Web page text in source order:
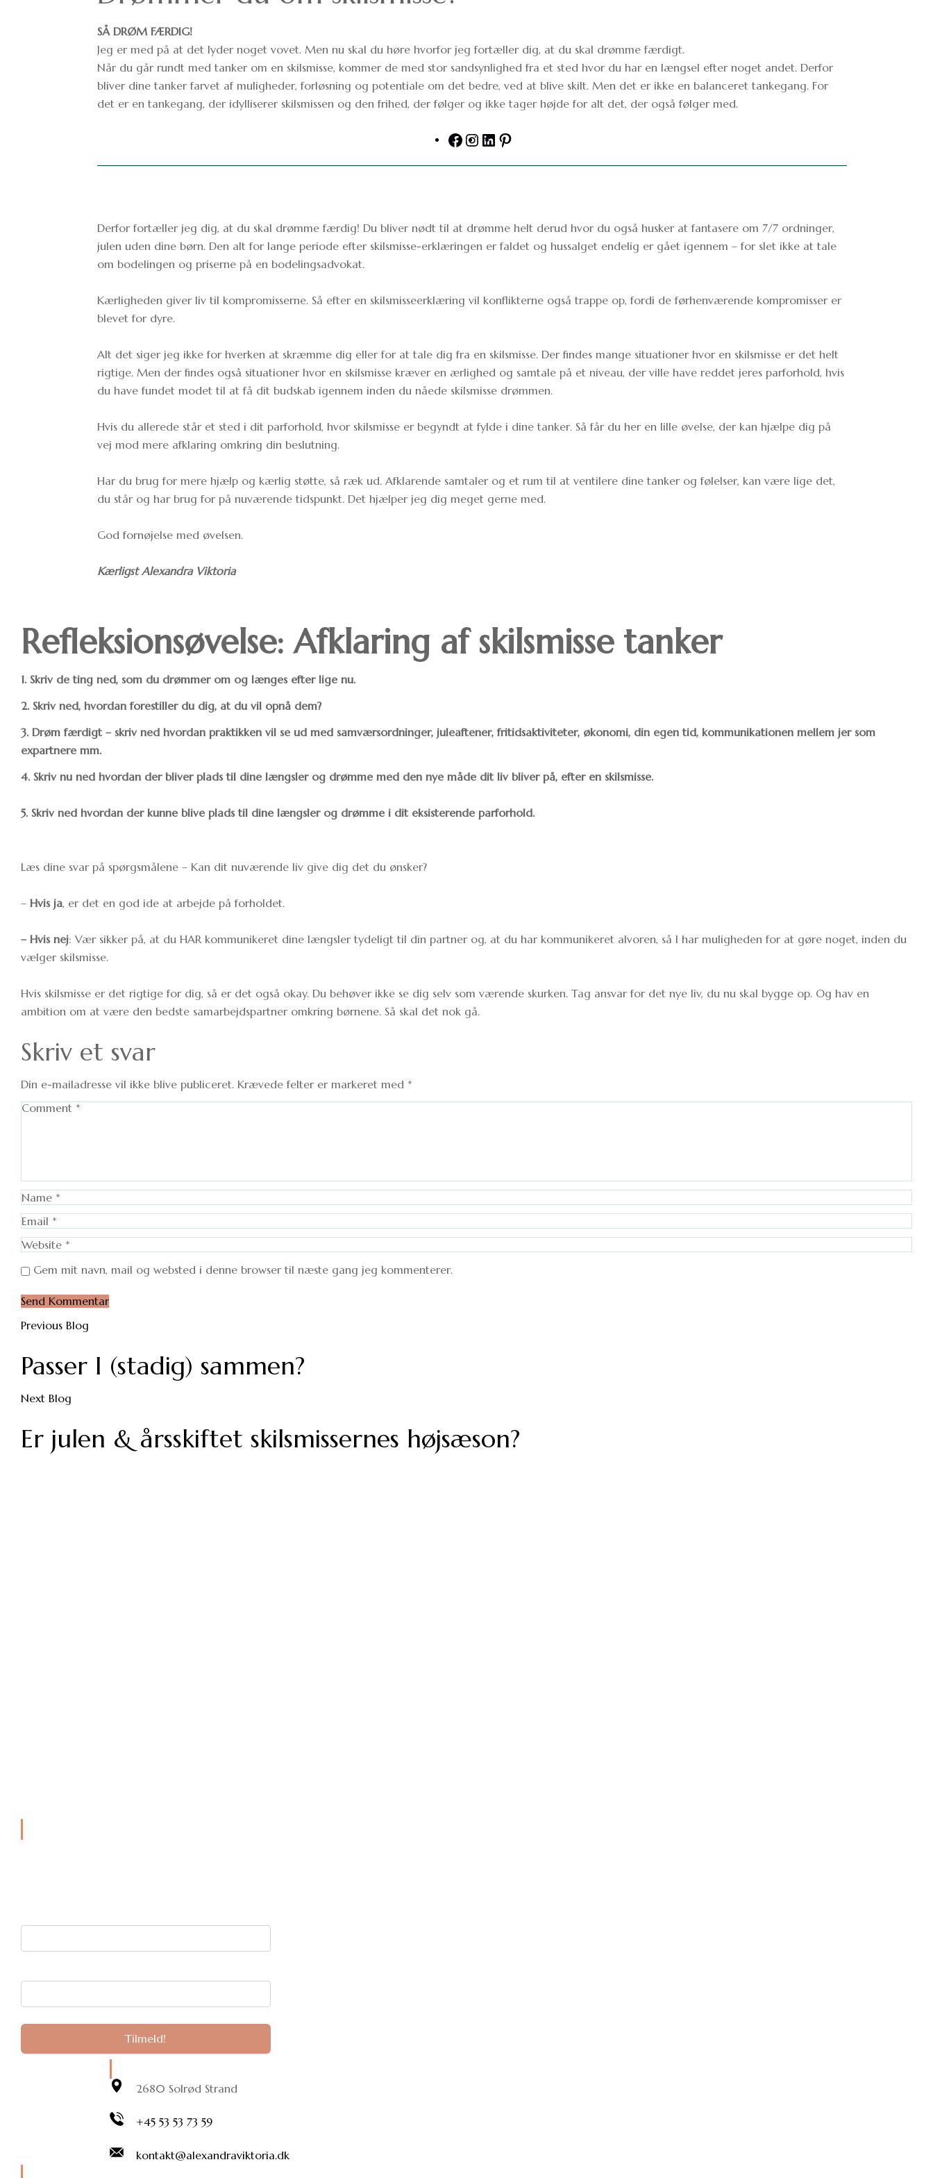
SÅ DRØM FÆRDIG!
Jeg er med på at det lyder noget vovet. Men nu skal du høre hvorfor jeg fortæller dig, at du skal drømme færdigt.
Når du går rundt med tanker om en skilsmisse, kommer de med stor sandsynlighed fra et sted hvor du har en længsel efter noget andet. Derfor
bliver dine tanker farvet af muligheder, forløsning og potentiale om det bedre, ved at blive skilt. Men det er ikke en balanceret tankegang. For
det er en tankegang, der idylliserer skilsmissen og den frihed, der følger og ikke tager højde for alt det, der også følger med.
Facebook
Instagram
LinkedIn
Derfor fortæller jeg dig, at du skal drømme færdig! Du bliver nødt til at drømme helt derud hvor du også husker at fantasere om 7/7 ordninger,
julen uden dine børn. Den alt for lange periode efter skilsmisse-erklæringen er faldet og hussalget endelig er gået igennem – for slet ikke at tale
om bodelingen og priserne på en bodelingsadvokat.
Kærligheden giver liv til kompromisserne. Så efter en skilsmisseerklæring vil konflikterne også trappe op, fordi de førhenværende kompromisser er
blevet for dyre.
Alt det siger jeg ikke for hverken at skræmme dig eller for at tale dig fra en skilsmisse. Der findes mange situationer hvor en skilsmisse er det helt
rigtige. Men der findes også situationer hvor en skilsmisse kræver en ærlighed og samtale på et niveau, der ville have reddet jeres parforhold, hvis
du have fundet modet til at få dit budskab igennem inden du nåede skilsmisse drømmen.
Hvis du allerede står et sted i dit parforhold, hvor skilsmisse er begyndt at fylde i dine tanker. Så får du her en lille øvelse, der kan hjælpe dig på
vej mod mere afklaring omkring din beslutning.
Har du brug for mere hjælp og kærlig støtte, så ræk ud. Afklarende samtaler og et rum til at ventilere dine tanker og følelser, kan være lige det,
du står og har brug for på nuværende tidspunkt. Det hjælper jeg dig meget gerne med.
God fornøjelse med øvelsen.
Kærligst Alexandra Viktoria
Refleksionsøvelse: Afklaring af skilsmisse tanker
1. Skriv de ting ned, som du drømmer om og længes efter lige nu.
2. Skriv ned, hvordan forestiller du dig, at du vil opnå dem?
3. Drøm færdigt – skriv ned hvordan praktikken vil se ud med samværsordninger, juleaftener, fritidsaktiviteter, økonomi, din egen tid, kommunikationen mellem jer som
expartnere mm.
4. Skriv nu ned hvordan der bliver plads til dine længsler og drømme med den nye måde dit liv bliver på, efter en skilsmisse.
5. Skriv ned hvordan der kunne blive plads til dine længsler og drømme i dit eksisterende parforhold.
Læs dine svar på spørgsmålene – Kan dit nuværende liv give dig det du ønsker?
– Hvis ja, er det en god ide at arbejde på forholdet.
– Hvis nej: Vær sikker på, at du HAR kommunikeret dine længsler tydeligt til din partner og, at du har kommunikeret alvoren, så I har muligheden for at gøre noget, inden du
vælger skilsmisse.
Hvis skilsmisse er det rigtige for dig, så er det også okay. Du behøver ikke se dig selv som værende skurken. Tag ansvar for det nye liv, du nu skal bygge op. Og hav en
ambition om at være den bedste samarbejdspartner omkring børnene. Så skal det nok gå.
Skriv et svar
Din e-mailadresse vil ikke blive publiceret. Krævede felter er markeret med *
Gem mit navn, mail og websted i denne browser til næste gang jeg kommenterer.
Previous Blog
Passer I (stadig) sammen?
Next Blog
Er julen & årsskiftet skilsmissernes højsæson?
2680 Solrød Strand
+45 53 53 73 59
kontakt@alexandraviktoria.dk